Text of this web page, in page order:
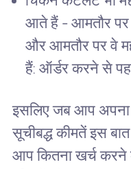
आते हैं - आमतौर पर
और आमतौर पर वे
हैं: ऑर्डर करने से
इसलिए जब आप अपना
सूचीबद्ध कीमतें इस
आप कितना खर्च